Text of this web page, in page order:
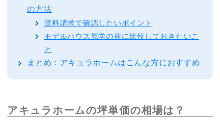
の方法
資料請求で確認したいポイント
モデルハウス見学の前に比較しておきたいこ
と
まとめ：アキュラホームはこんな方におすすめ
アキュラホームの坪単価の相場は？